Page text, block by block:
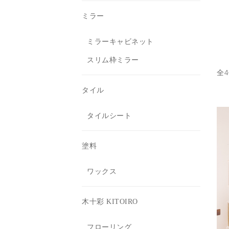
全
ミラー
ミラーキャビネット
スリム枠ミラー
タイル
タイルシート
塗料
ワックス
木十彩 KITOIRO
フローリング